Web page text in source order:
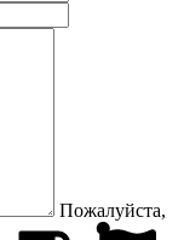
Пожалуйста,